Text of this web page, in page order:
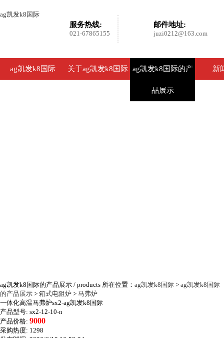
ag凯发k8国际
邮件地址:
juzi0212@163.com
服务热线:
021-67865155
ag凯发k8国际 关于ag凯发k8国际 ag凯发k8国际的产
品展示
新
ag凯发k8国际的产品展示 / products 所在位置： ag凯发k8国际 > ag凯发k8国际
的产品展示 > 箱式电阻炉 > 马弗炉
一体化高温马弗炉sx2-ag凯发k8国际
产品型号: sx2-12-10-n
产品价格: 9000
采购热度: 1298